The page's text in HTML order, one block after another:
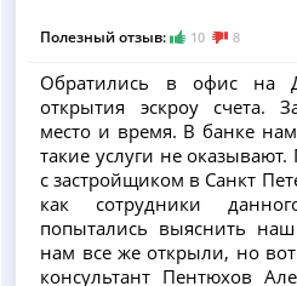
Полезный отзыв: 10 8
Обратились в офис на
открытия эскроу счета.
место и время. В банке
такие услуги не
с застройщиком в Санкт
как сотрудники
попытались выяснить
нам все же открыли, но
консультант Пентюхов